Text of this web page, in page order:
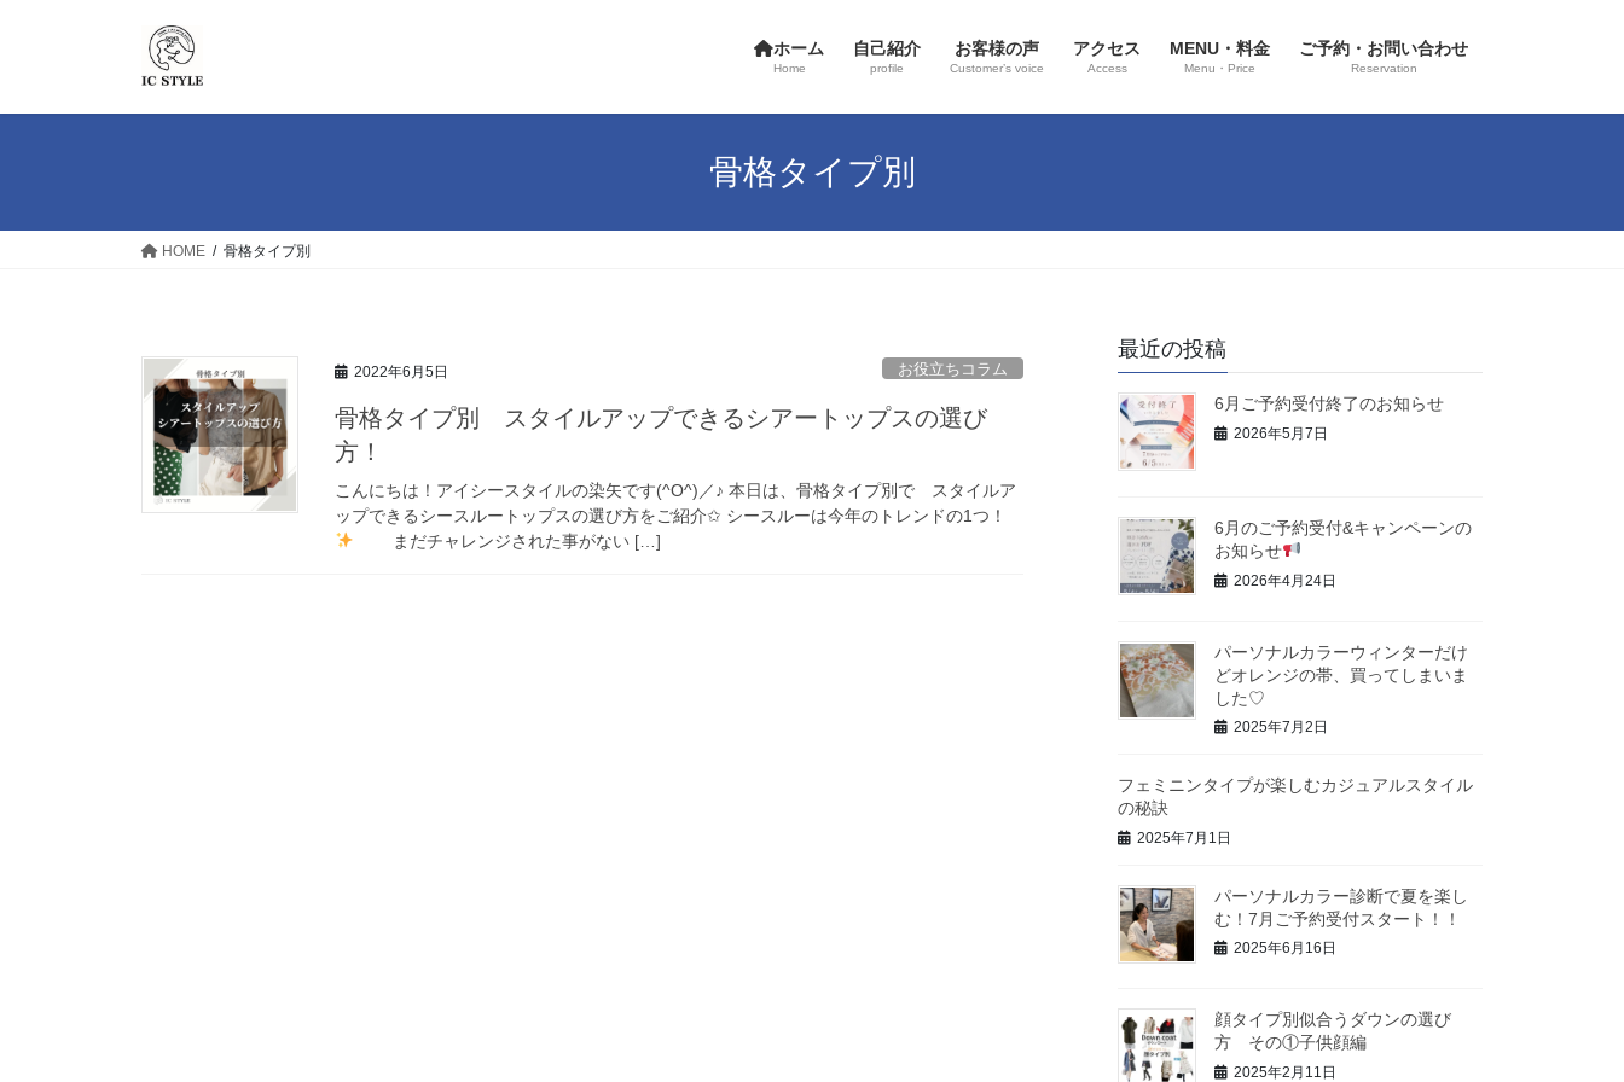
ホーム
Home
自己紹介
profile
お客様の声
Customer’s voice
アクセス
Access
MENU・料金
Menu・Price
ご予約・お問い合わせ
Reservation
骨格タイプ別
HOME 骨格タイプ別
2022年6月5日 お役立ちコラム
骨格タイプ別 スタイルアップできるシアートップスの選び
方！
こんにちは！アイシースタイルの染矢です(^O^)／♪ 本日は、骨格タイプ別で スタイルア
ップできるシースルートップスの選び方をご紹介✩ シースルーは今年のトレンドの1つ！
まだチャレンジされた事がない […]
最近の投稿
6月ご予約受付終了のお知らせ
2026年5月7日
6月のご予約受付&キャンペーンの
お知らせ
2026年4月24日
パーソナルカラーウィンターだけ
どオレンジの帯、買ってしまいま
した♡
2025年7月2日
フェミニンタイプが楽しむカジュアルスタイル
の秘訣
2025年7月1日
パーソナルカラー診断で夏を楽し
む！7月ご予約受付スタート！！
2025年6月16日
顔タイプ別似合うダウンの選び
方 その①子供顔編
2025年2月11日